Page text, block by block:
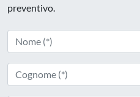
preventivo.